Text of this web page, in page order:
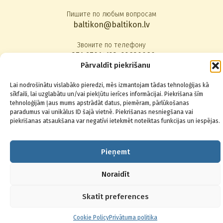
Pārvaldīt piekrišanu
Lai nodrošinātu vislabāko pieredzi, mēs izmantojam tādas tehnoloģijas kā
sīkfaili, lai uzglabātu un/vai piekļūtu ierīces informācijai. Piekrišana šīm
tehnoloģijām ļaus mums apstrādāt datus, piemēram, pārlūkošanas
paradumus vai unikālus ID šajā vietnē. Piekrišanas nesniegšana vai
piekrišanas atsaukšana var negatīvi ietekmēt noteiktas funkcijas un iespējas.
Pieņemt
Noraidīt
Skatīt preferences
Cookie PolicyPrivātuma politika
Пишите по любым вопросам
baltikon@baltikon.lv
Звоните по телефону
+371 67014123,22830080
Подписаться на новости